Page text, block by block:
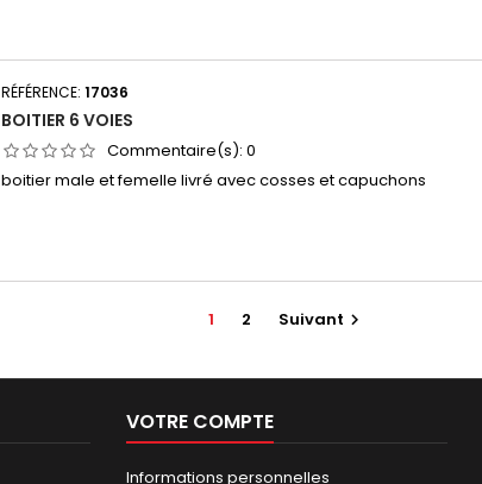
RÉFÉRENCE: 17036
BOITIER 6 VOIES
Commentaire(s): 0
boitier male et femelle livré avec cosses et capuchons
1 2 Suivant 
VOTRE COMPTE
Informations personnelles